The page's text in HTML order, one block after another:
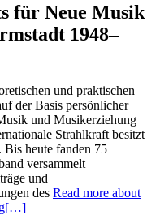
für Neue Musik
1948–
und praktischen
der Basis persönlicher
und Musikerziehung
Strahlkraft besitzt
Bis heute fanden 75
versammelt
und
des Read more about
[…]